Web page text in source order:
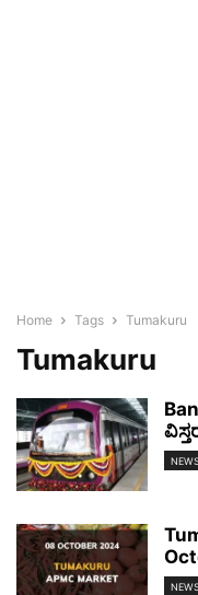
Home Tags Tumakuru
Tumakuru